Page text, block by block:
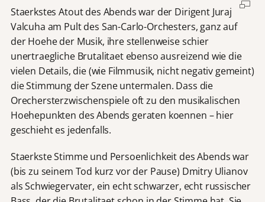
Staerkstes Atout des Abends war der Dirigent Juraj
Valcuha am Pult des San-Carlo-Orchesters, ganz auf
der Hoehe der Musik, ihre stellenweise schier
unertraegliche Brutalitaet ebenso ausreizend wie die
vielen Details, die (wie Filmmusik, nicht negativ gemeint)
die Stimmung der Szene untermalen. Dass die
Orechersterzwischenspiele oft zu den musikalischen
Hoehepunkten des Abends geraten koennen – hier
geschieht es jedenfalls.
Staerkste Stimme und Persoenlichkeit des Abends war
(bis zu seinem Tod kurz vor der Pause) Dmitry Ulianov
als Schwiegervater, ein echt schwarzer, echt russischer